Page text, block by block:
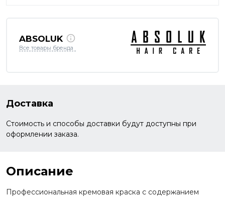
ABSOLUK
Все товары бренда
Доставка
Стоимость и способы доставки будут доступны при
оформлении заказа.
Описание
Профессиональная кремовая краска с содержанием